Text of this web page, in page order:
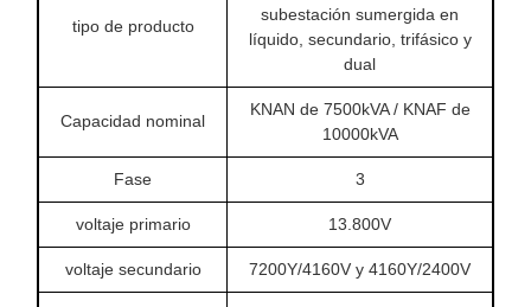
tipo de producto
subestación sumergida en
líquido, secundario, trifásico y
dual
Capacidad nominal
KNAN de 7500kVA / KNAF de
10000kVA
Fase 3
voltaje primario 13.800V
voltaje secundario 7200Y/4160V y 4160Y/2400V